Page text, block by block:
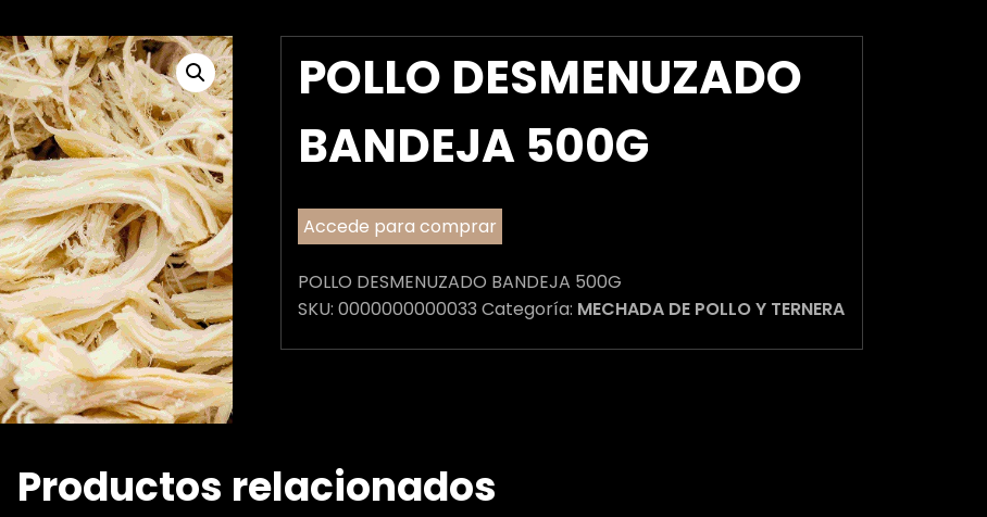
POLLO DESMENUZADO
BANDEJA 500G
Accede para comprar
POLLO DESMENUZADO BANDEJA 500G
SKU: 0000000000033 Categoría: MECHADA DE POLLO Y TERNERA
Productos relacionados